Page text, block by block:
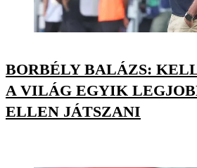
BORBÉLY BALÁZS:
A VILÁG EGYIK
ELLEN JÁTSZANI